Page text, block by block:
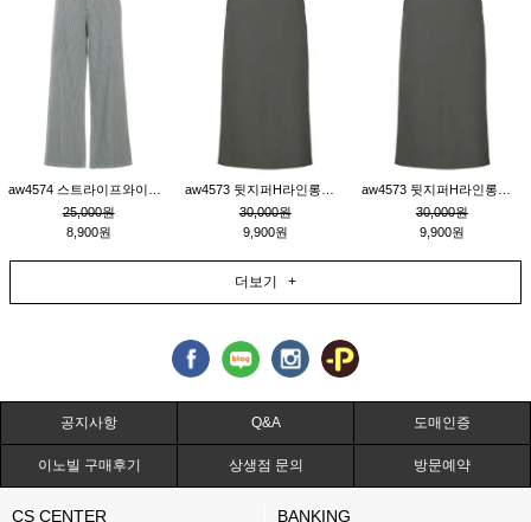
25,000원
8,900원
30,000원
9,900원
30,000원
9,900원
더보기 +
공지사항 Q&A 도매인증
이노빌 구매후기 상생점 문의 방문예약
CS CENTER BANKING